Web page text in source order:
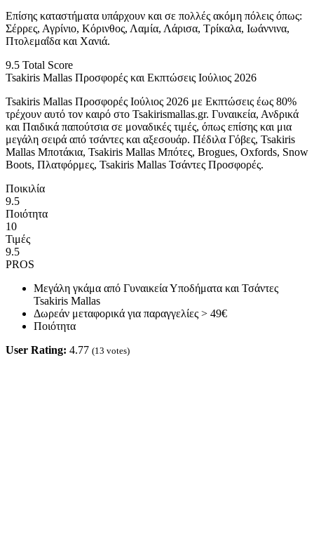
Επίσης καταστήματα υπάρχουν και σε πολλές ακόμη πόλεις όπως:
Σέρρες, Αγρίνιο, Κόρινθος, Λαμία, Λάρισα, Τρίκαλα, Ιωάννινα,
Πτολεμαΐδα και Χανιά.
9.5 Total Score
Tsakiris Mallas Προσφορές και Εκπτώσεις Ιούλιος 2026
Tsakiris Mallas Προσφορές Ιούλιος 2026 με Εκπτώσεις έως 80%
τρέχουν αυτό τον καιρό στο Tsakirismallas.gr. Γυναικεία, Ανδρικά
και Παιδικά παπούτσια σε μοναδικές τιμές, όπως επίσης και μια
μεγάλη σειρά από τσάντες και αξεσουάρ. Πέδιλα Γόβες, Tsakiris
Mallas Μποτάκια, Tsakiris Mallas Μπότες, Brogues, Oxfords, Snow
Boots, Πλατφόρμες, Tsakiris Mallas Τσάντες Προσφορές.
Ποικιλία
9.5
Ποιότητα
10
Τιμές
9.5
PROS
Μεγάλη γκάμα από Γυναικεία Υποδήματα και Τσάντες
Tsakiris Mallas
Δωρεάν μεταφορικά για παραγγελίες > 49€
Ποιότητα
User Rating: 4.77 (13 votes)